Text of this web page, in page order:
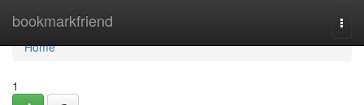
bookmarkfriend
Home
Home
1